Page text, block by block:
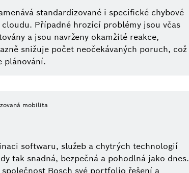
standardizované i specifické chybové
Případné hrozící problémy jsou včas
a jsou navrženy okamžité reakce,
snižuje počet neočekávaných poruch, což
plánování.
mobilita
softwaru, služeb a chytrých technologií
tak snadná, bezpečná a pohodlná jako dnes.
Bosch své portfolio řešení a